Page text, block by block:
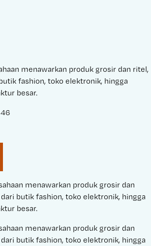
menawarkan produk grosir dan ritel,
fashion, toko elektronik, hingga
besar.
menawarkan produk grosir dan
butik fashion, toko elektronik, hingga
besar.
menawarkan produk grosir dan
butik fashion, toko elektronik, hingga